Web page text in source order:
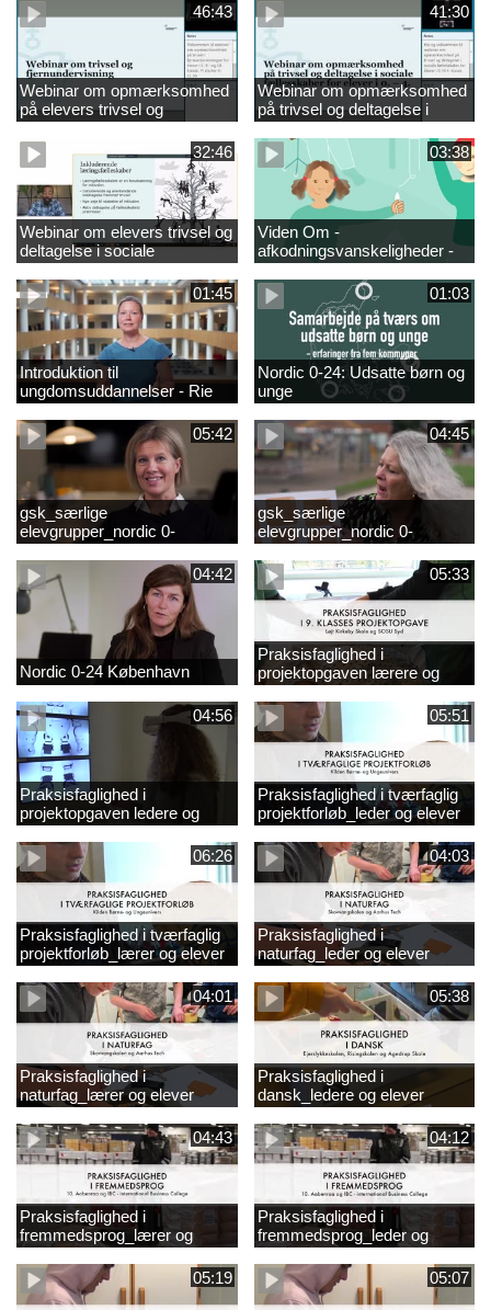
46:43
Webinar om opmærksomhed
på elevers trivsel og
fællesskaber i
fjernundervisning 5. – 9. og
10. klasse
41:30
Webinar om opmærksomhed
på trivsel og deltagelse i
sociale fællesskaber for
elever i 0.-4. klasse
32:46
Webinar om elevers trivsel og
deltagelse i sociale
fællesskaber – inspiration og
viden til skoleledere og
ressourcepersoner
03:38
Viden Om -
afkodningsvanskeligheder -
præsentationsfilm
01:45
Introduktion til
ungdomsuddannelser - Rie
Thomsen
01:03
Nordic 0-24: Udsatte børn og
unge
05:42
gsk_særlige
elevgrupper_nordic 0-
24_frederikshavn
04:45
gsk_særlige
elevgrupper_nordic 0-
24_tønder
04:42
Nordic 0-24 København
05:33
Praksisfaglighed i
projektopgaven lærere og
elever
04:56
Praksisfaglighed i
projektopgaven ledere og
elever
05:51
Praksisfaglighed i tværfaglig
projektforløb_leder og elever
06:26
Praksisfaglighed i tværfaglig
projektforløb_lærer og elever
04:03
Praksisfaglighed i
naturfag_leder og elever
04:01
Praksisfaglighed i
naturfag_lærer og elever
05:38
Praksisfaglighed i
dansk_ledere og elever
04:43
Praksisfaglighed i
fremmedsprog_lærer og
elever
04:12
Praksisfaglighed i
fremmedsprog_leder og
elever
05:19
05:07